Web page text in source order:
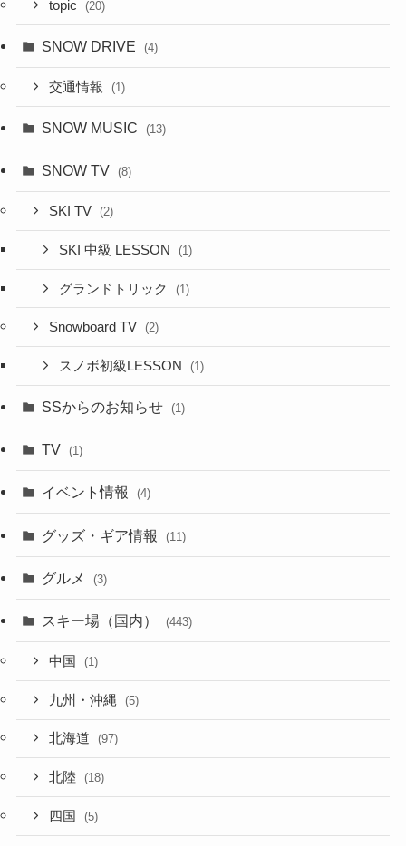
topic (20)
SNOW DRIVE (4)
交通情報 (1)
SNOW MUSIC (13)
SNOW TV (8)
SKI TV (2)
SKI 中級 LESSON (1)
グランドトリック (1)
Snowboard TV (2)
スノボ初級LESSON (1)
SSからのお知らせ (1)
TV (1)
イベント情報 (4)
グッズ・ギア情報 (11)
グルメ (3)
スキー場（国内） (443)
中国 (1)
九州・沖縄 (5)
北海道 (97)
北陸 (18)
四国 (5)